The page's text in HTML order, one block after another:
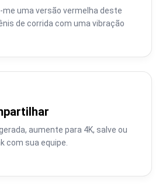
me uma versão vermelha deste
de corrida com uma vibração
aumente para 4K, salve ou
com sua equipe.